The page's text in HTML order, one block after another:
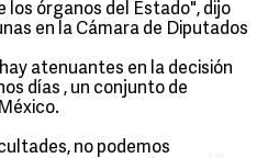
órganos del Estado", dijo
en la Cámara de Diputados
atenuantes en la decisión
días , un conjunto de
no podemos